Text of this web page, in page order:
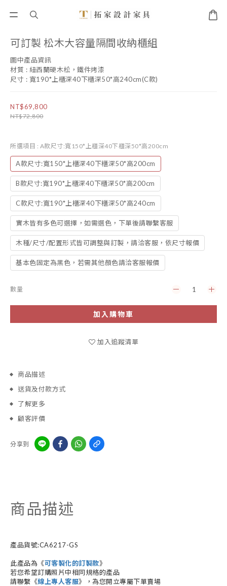
可訂製 松木大容量隔間收納櫃組
圖中產品資訊
材質 : 紐西蘭硬木松，鐵件烤漆
尺寸 : 寬190*上櫃深40下櫃深50*高240cm(C款)
NT$69,800
NT$72,800
所選項目 : A款尺寸:寬150*上櫃深40下櫃深50*高200cm
A款尺寸:寬150*上櫃深40下櫃深50*高200cm
B款尺寸:寬190*上櫃深40下櫃深50*高200cm
C款尺寸:寬190*上櫃深40下櫃深50*高240cm
實木皆有多色可選擇，如需選色，下單後請聯繫客服
木種/尺寸/配置形式皆可調整與訂製，請洽客服，依尺寸報價
基本色固定為黑色，若需其他顏色請洽客服報價
數量
加入購物車
加入追蹤清單
商品描述
送貨及付款方式
了解更多
顧客評價
分享到
商品描述
產品貨號:CA6217-GS
此產品為《可客製化的訂製款》
若您希望訂購照片中相同規格的產品
請聯繫《線上專人客服》，為您開立專屬下單賣場